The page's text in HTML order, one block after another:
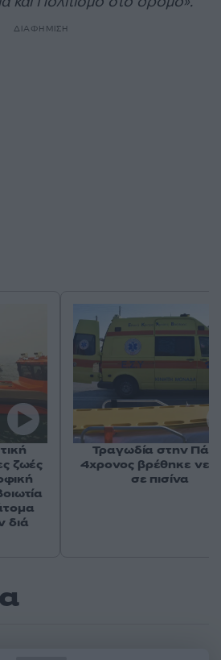
ΔΙΑΦΗΜΙΣΗ
ζωές
διά
Τραγωδία στην
4χρονος βρέθηκε
σε πισίνα